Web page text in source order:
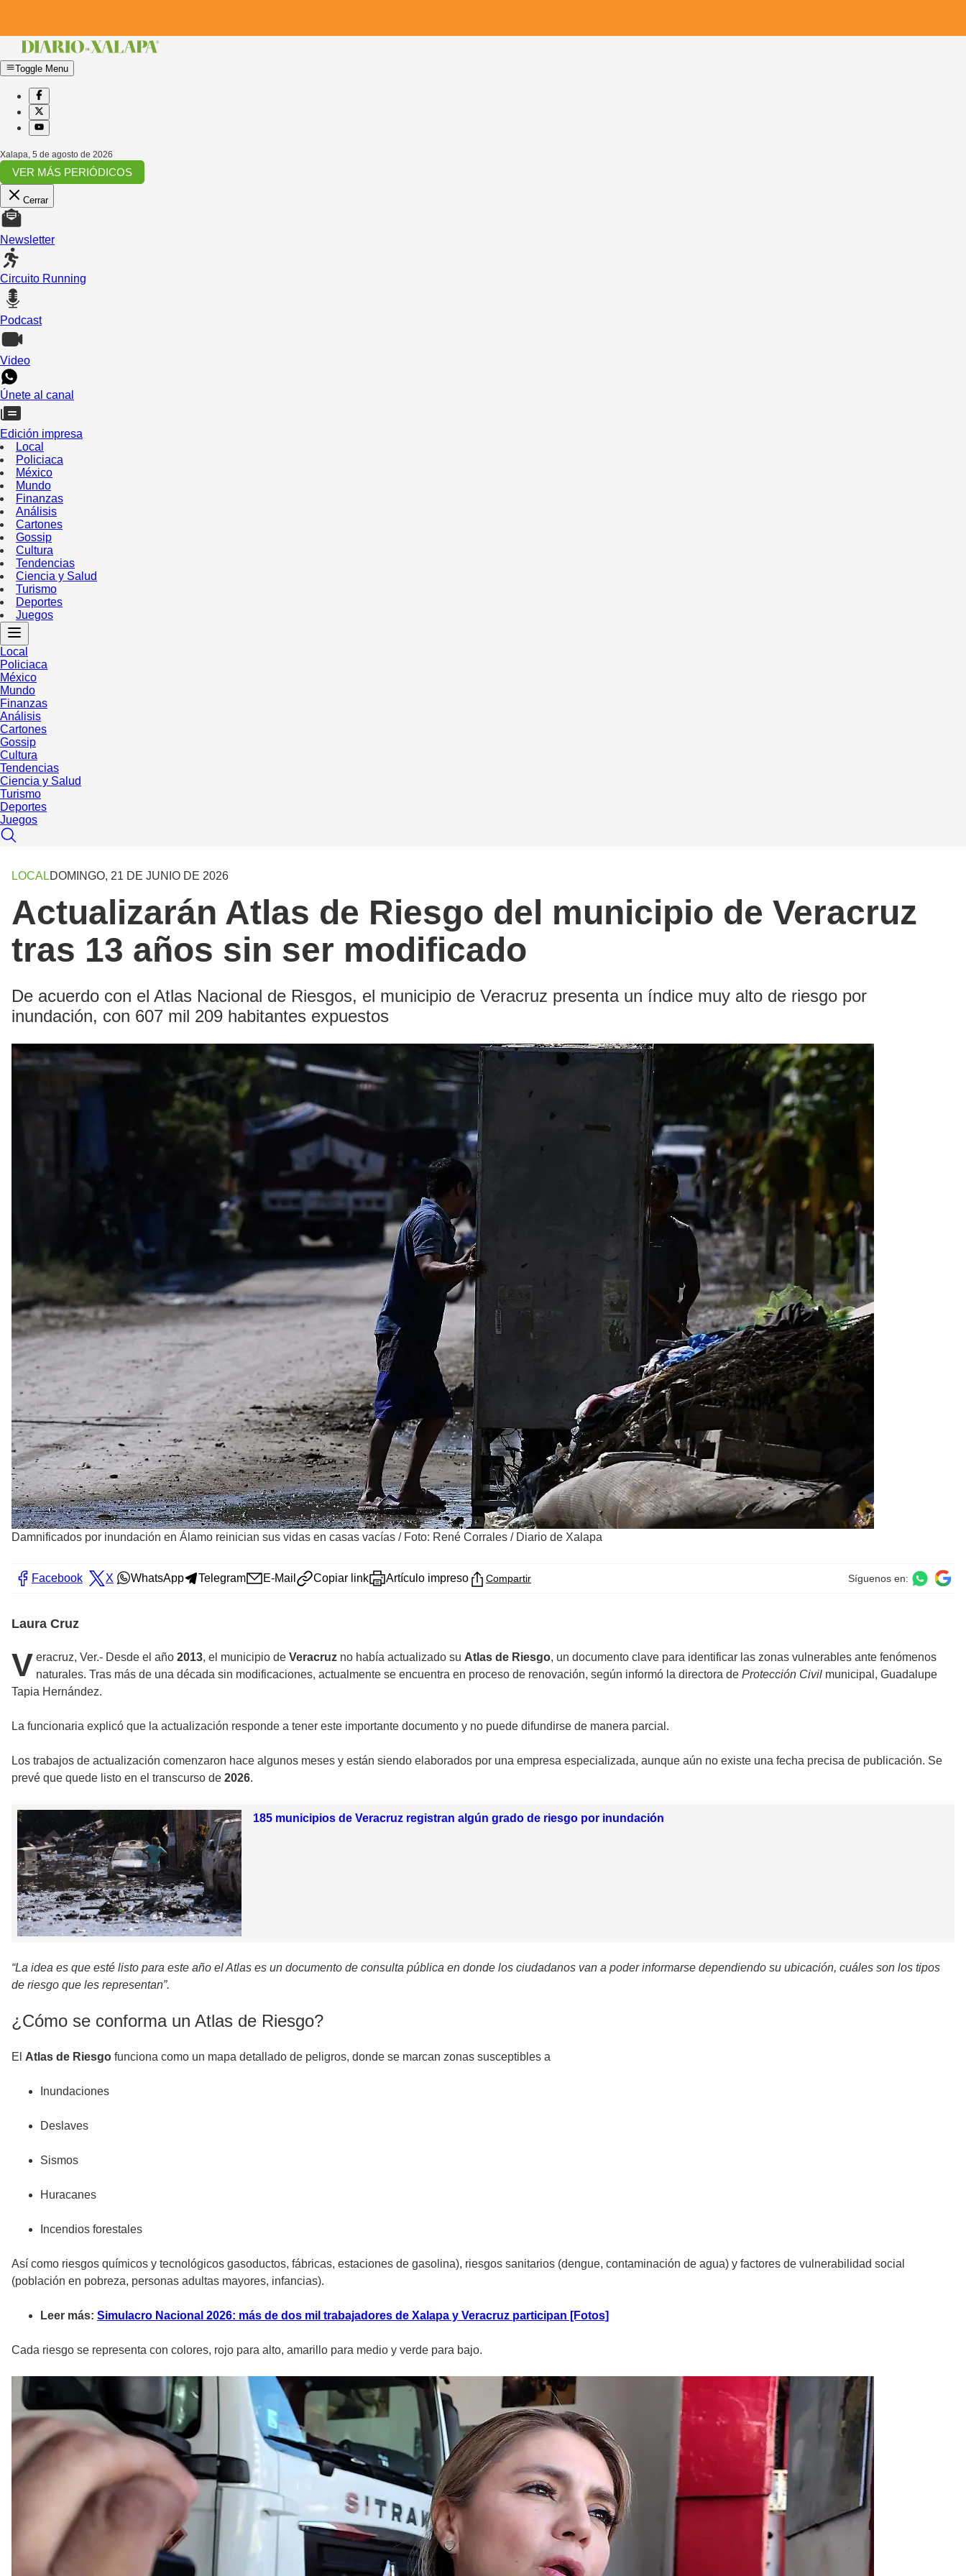
Toggle Menu
Xalapa, 5 de agosto de 2026
VER MÁS PERIÓDICOS
Cerrar
Newsletter
Circuito Running
Podcast
Video
Únete al canal
Edición impresa
Local
Policiaca
México
Mundo
Finanzas
Análisis
Cartones
Gossip
Cultura
Tendencias
Ciencia y Salud
Turismo
Deportes
Juegos
Local
Policiaca
México
Mundo
Finanzas
Análisis
Cartones
Gossip
Cultura
Tendencias
Ciencia y Salud
Turismo
Deportes
Juegos
LOCALDOMINGO, 21 DE JUNIO DE 2026
Actualizarán Atlas de Riesgo del municipio de Veracruz
tras 13 años sin ser modificado
De acuerdo con el Atlas Nacional de Riesgos, el municipio de Veracruz presenta un índice muy alto de riesgo por
inundación, con 607 mil 209 habitantes expuestos
Damnificados por inundación en Álamo reinician sus vidas en casas vacías / Foto: René Corrales / Diario de Xalapa
Facebook X WhatsApp Telegram E-Mail Copiar link Artículo impreso Compartir Síguenos en:
Laura Cruz
V eracruz, Ver.- Desde el año 2013, el municipio de Veracruz no había actualizado su Atlas de Riesgo, un documento clave para identificar las zonas vulnerables ante fenómenos
naturales. Tras más de una década sin modificaciones, actualmente se encuentra en proceso de renovación, según informó la directora de Protección Civil municipal, Guadalupe
Tapia Hernández.
La funcionaria explicó que la actualización responde a tener este importante documento y no puede difundirse de manera parcial.
Los trabajos de actualización comenzaron hace algunos meses y están siendo elaborados por una empresa especializada, aunque aún no existe una fecha precisa de publicación. Se
prevé que quede listo en el transcurso de 2026.
185 municipios de Veracruz registran algún grado de riesgo por inundación
“La idea es que esté listo para este año el Atlas es un documento de consulta pública en donde los ciudadanos van a poder informarse dependiendo su ubicación, cuáles son los tipos
de riesgo que les representan”.
¿Cómo se conforma un Atlas de Riesgo?
El Atlas de Riesgo funciona como un mapa detallado de peligros, donde se marcan zonas susceptibles a
Inundaciones
Deslaves
Sismos
Huracanes
Incendios forestales
Así como riesgos químicos y tecnológicos gasoductos, fábricas, estaciones de gasolina), riesgos sanitarios (dengue, contaminación de agua) y factores de vulnerabilidad social
(población en pobreza, personas adultas mayores, infancias).
Leer más: Simulacro Nacional 2026: más de dos mil trabajadores de Xalapa y Veracruz participan [Fotos]
Cada riesgo se representa con colores, rojo para alto, amarillo para medio y verde para bajo.